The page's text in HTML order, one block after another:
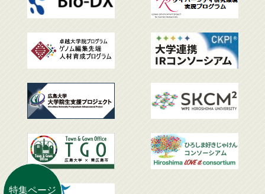
特集ページ